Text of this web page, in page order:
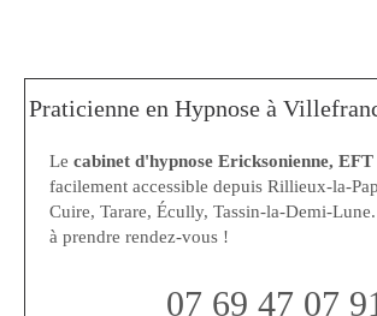
Praticienne en Hypnose à
Le cabinet d'hypnose Ericksonienne,
facilement accessible depuis Rillieux-la-
Cuire, Tarare, Écully, Tassin-la-Demi-
à prendre rendez-vous !
07 69 47 07